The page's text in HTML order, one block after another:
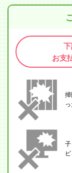
お支
っ